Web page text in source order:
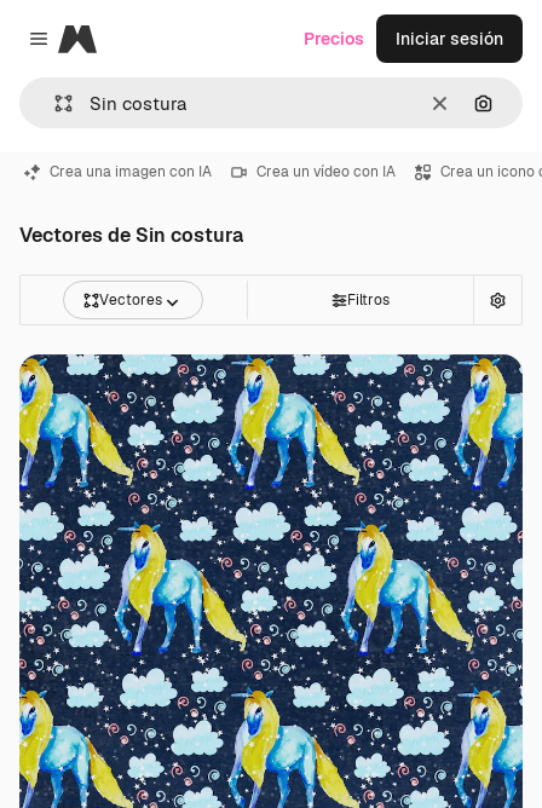
Close menu
Magnific
Borrar
Precios Iniciar sesión
Crea una imagen con IA Crea un vídeo con IA Crea un icono
Vectores de Sin costura
Vectores Filtros